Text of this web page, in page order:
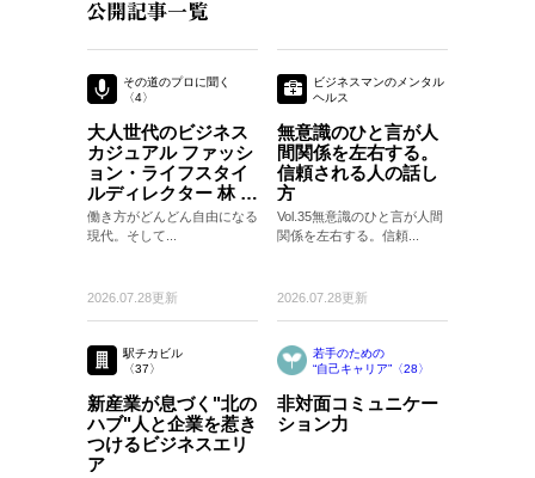
その道のプロに聞く
〈4〉
大人世代のビジネス
カジュアル ファッシ
ョン・ライフスタイ
ルディレクター 林 ト
モヒコさん
働き方がどんどん自由になる
現代。そして...
2026.07.28更新
ビジネスマンのメンタル
ヘルス
無意識のひと言が人
間関係を左右する。
信頼される人の話し
方
Vol.35無意識のひと言が人間
関係を左右する。信頼...
2026.07.28更新
駅チカビル
〈37〉
新産業が息づく"北の
ハブ"人と企業を惹き
つけるビジネスエリ
ア
若手のための
“自己キャリア”〈28〉
非対面コミュニケー
ション力